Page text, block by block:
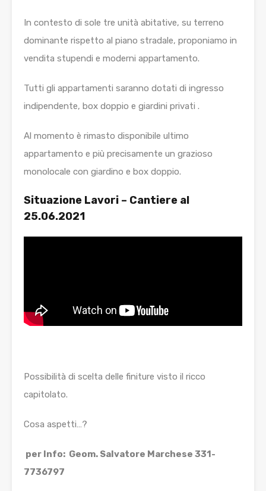
In contesto di sole tre unità abitative, su terreno
dominante rispetto al piano stradale, proponiamo in
vendita stupendi e moderni appartamento.
Tutti gli appartamenti saranno dotati di ingresso
indipendente, box doppio e giardini privati .
Al momento è rimasto disponibile ultimo
appartamento e più precisamente un grazioso
monolocale con giardino e box doppio.
Situazione Lavori – Cantiere al
25.06.2021
Possibilità di scelta delle finiture visto il ricco
capitolato.
Cosa aspetti…?
per Info: Geom. Salvatore Marchese 331-
7736797